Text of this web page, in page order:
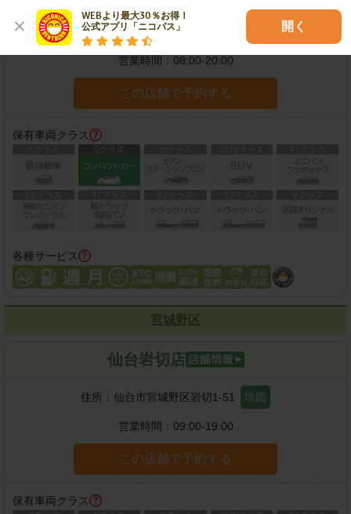
WEBより最大30％お得！
公式アプリ「ニコパス」
開く
住所：仙台市青葉区福沢町1-26
営業時間： 08:00-20:00
この店舗で予約する
保有車両クラス
各種サービス
宮城野区
仙台岩切店
住所： 仙台市宮城野区岩切1-51 地図
営業時間： 09:00-19:00
この店舗で予約する
保有車両クラス